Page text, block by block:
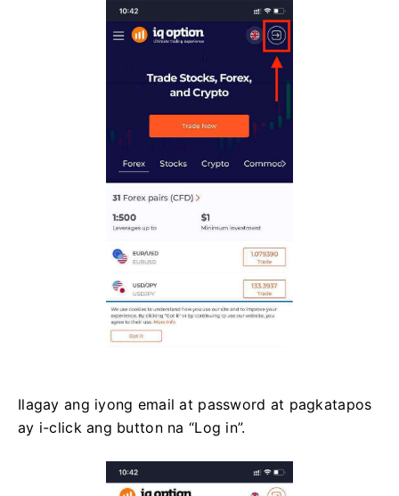
Ilagay ang iyong email at password at pagkatapos
ay i-click ang button na “Log in”.